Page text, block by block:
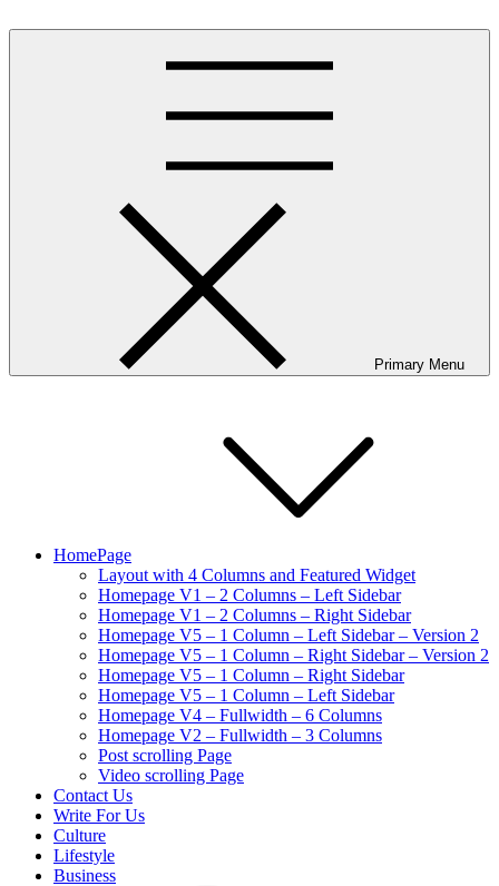
to
Primary Menu
HomePage
Layout with 4 Columns and Featured Widget
Homepage V1 – 2 Columns – Left Sidebar
Homepage V1 – 2 Columns – Right Sidebar
Homepage V5 – 1 Column – Left Sidebar – Version 2
Homepage V5 – 1 Column – Right Sidebar – Version 2
Homepage V5 – 1 Column – Right Sidebar
Homepage V5 – 1 Column – Left Sidebar
Homepage V4 – Fullwidth – 6 Columns
Homepage V2 – Fullwidth – 3 Columns
Post scrolling Page
Video scrolling Page
Contact Us
Write For Us
Culture
Lifestyle
Business